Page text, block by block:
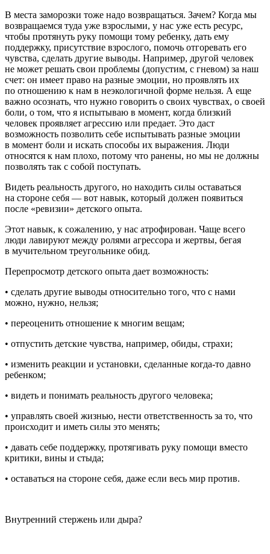
В места заморозки тоже надо возвращаться. Зачем? Когда мы
возвращаемся туда уже взрослыми, у нас уже есть ресурс,
чтобы протянуть руку помощи тому ребенку, дать ему
поддержку, присутствие взрослого, помочь отгоревать его
чувства, сделать другие выводы. Например, другой человек
не может решать свои проблемы (допустим, с гневом) за наш
счет: он имеет право на разные эмоции, но проявлять их
по отношению к нам в неэкологичной форме нельзя. А еще
важно осознать, что нужно говорить о своих чувствах, о своей
боли, о том, что я испытываю в момент, когда близкий
человек проявляет агрессию или предает. Это даст
возможность позволить себе испытывать разные эмоции
в момент боли и искать способы их выражения. Люди
относятся к нам плохо, потому что ранены, но мы не должны
позволять так с собой поступать.
Видеть реальность другого, но находить силы оставаться
на стороне себя — вот навык, который должен появиться
после «ревизии» детского опыта.
Этот навык, к сожалению, у нас атрофирован. Чаще всего
люди лавируют между ролями агрессора и жертвы, бегая
в мучительном треугольнике обид.
Перепросмотр детского опыта дает возможность:
• сделать другие выводы относительно того, что с нами
можно, нужно, нельзя;
• переоценить отношение к многим вещам;
• отпустить детские чувства, например, обиды, страхи;
• изменить реакции и установки, сделанные когда-то давно
ребенком;
• видеть и понимать реальность другого человека;
• управлять своей жизнью, нести ответственность за то, что
происходит и иметь силы это менять;
• давать себе поддержку, протягивать руку помощи вместо
критики, вины и стыда;
• оставаться на стороне себя, даже если весь мир против.
Внутренний стержень или дыра?